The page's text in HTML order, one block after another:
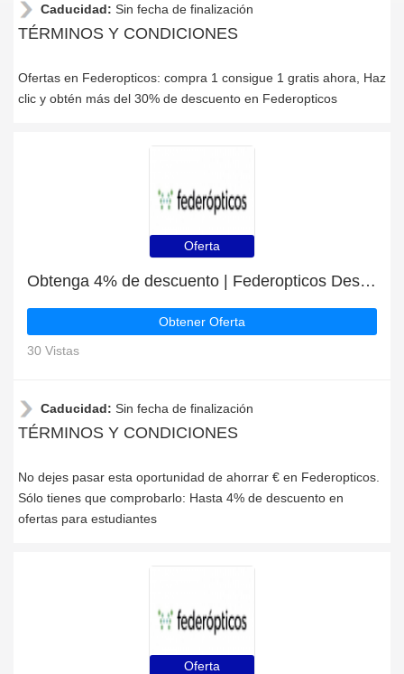
Caducidad: Sin fecha de finalización
TÉRMINOS Y CONDICIONES
Ofertas en Federopticos: compra 1 consigue 1 gratis ahora, Haz
clic y obtén más del 30% de descuento en Federopticos
Oferta
Obtenga 4% de descuento | Federopticos Descuentos para estudiantes
Obtener Oferta
30 Vistas
Caducidad: Sin fecha de finalización
TÉRMINOS Y CONDICIONES
No dejes pasar esta oportunidad de ahorrar € en Federopticos.
Sólo tienes que comprobarlo: Hasta 4% de descuento en
ofertas para estudiantes
Oferta